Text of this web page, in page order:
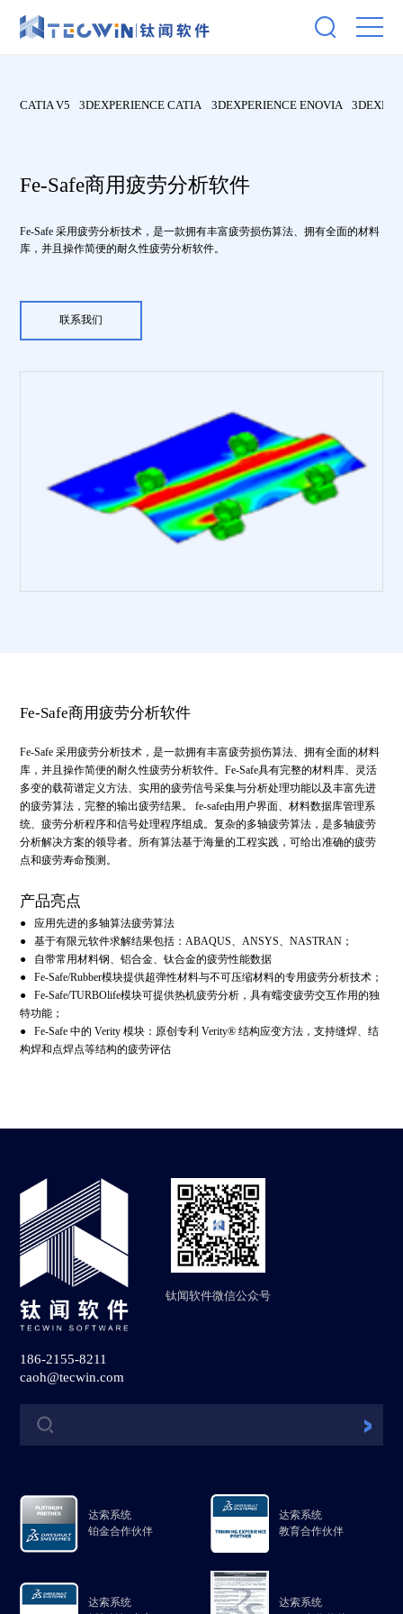
CATIA V5 3DEXPERIENCE CATIA 3DEXPERIENCE ENOVIA
Fe-Safe商用疲劳分析软件
Fe-Safe 采用疲劳分析技术，是一款拥有丰富疲劳损伤算法、拥有全面的材料
库，并且操作简便的耐久性疲劳分析软件。
联系我们
Fe-Safe商用疲劳分析软件
Fe-Safe 采用疲劳分析技术，是一款拥有丰富疲劳损伤算法、拥有全面的材料
库，并且操作简便的耐久性疲劳分析软件。Fe-Safe具有完整的材料库、灵活
多变的载荷谱定义方法、实用的疲劳信号采集与分析处理功能以及丰富先进
的疲劳算法，完整的输出疲劳结果。 fe-safe由用户界面、材料数据库管理系
统、疲劳分析程序和信号处理程序组成。复杂的多轴疲劳算法，是多轴疲劳
分析解决方案的领导者。所有算法基于海量的工程实践，可给出准确的疲劳
点和疲劳寿命预测。
产品亮点
● 应用先进的多轴算法疲劳算法
● 基于有限元软件求解结果包括：ABAQUS、ANSYS、NASTRAN；
● 自带常用材料钢、铝合金、钛合金的疲劳性能数据
● Fe-Safe/Rubber模块提供超弹性材料与不可压缩材料的专用疲劳分析技术；
● Fe-Safe/TURBOlife模块可提供热机疲劳分析，具有蠕变疲劳交互作用的独
特功能；
● Fe-Safe 中的 Verity 模块：原创专利 Verity® 结构应变方法，支持缝焊、结
构焊和点焊点等结构的疲劳评估
钛闻软件微信公众号
186-2155-8211
caoh@tecwin.com
达索系统
铂金合作伙伴
达索系统
教育合作伙伴
达索系统
达索系统